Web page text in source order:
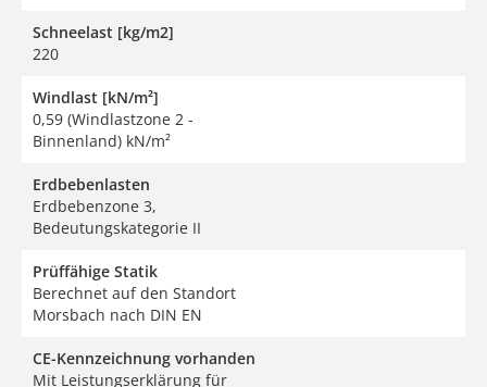
Schneelast [kg/m2]
220
Windlast [kN/m²]
0,59 (Windlastzone 2 -
Binnenland) kN/m²
Erdbebenlasten
Erdbebenzone 3,
Bedeutungskategorie II
Prüffähige Statik
Berechnet auf den Standort
Morsbach nach DIN EN
CE-Kennzeichnung vorhanden
Mit Leistungserklärung für